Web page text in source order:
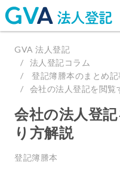
GVA 法人登記
法人登記コラム
登記簿謄本のまとめ記
会社の法人登記を閲覧
会社の法人登
り方解説
登記簿謄本